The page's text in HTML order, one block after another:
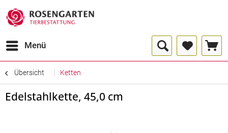
Menü
Übersicht Ketten
Edelstahlkette, 45,0 cm